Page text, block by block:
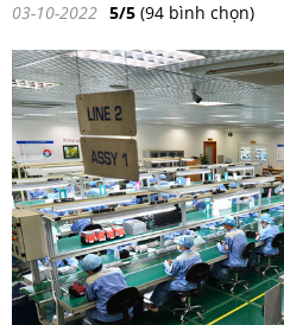
03-10-2022 5/5 (94 bình chọn)